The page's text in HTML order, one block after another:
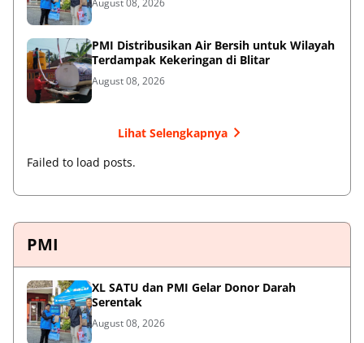
August 08, 2026
PMI Distribusikan Air Bersih untuk Wilayah
Terdampak Kekeringan di Blitar
August 08, 2026
Lihat Selengkapnya
Failed to load posts.
PMI
XL SATU dan PMI Gelar Donor Darah
Serentak
August 08, 2026